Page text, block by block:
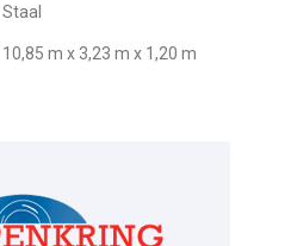
Staal
10,85 m x 3,23 m x 1,20 m